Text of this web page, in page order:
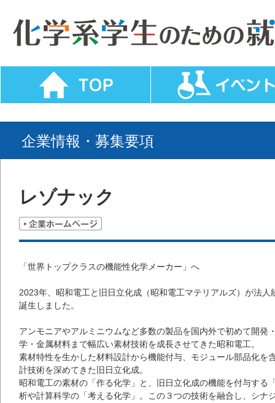
企業情報・募集要項
レゾナック
「世界トップクラスの機能性化学メーカー」へ
2023年、昭和電工と旧日立化成（昭和電工マテリアルズ）が法
誕生しました。
アンモニアやアルミニウムなど多数の製品を国内外で初めて開発
学・金属材料まで幅広い素材技術を成長させてきた昭和電工。
素材特性を生かした材料設計から機能付与、モジュール部品化を
計技術を深めてきた旧日立化成。
昭和電工の素材の「作る化学」と、旧日立化成の機能を付与する
析や計算科学の「考える化学」。この３つの技術を融合し、シナ